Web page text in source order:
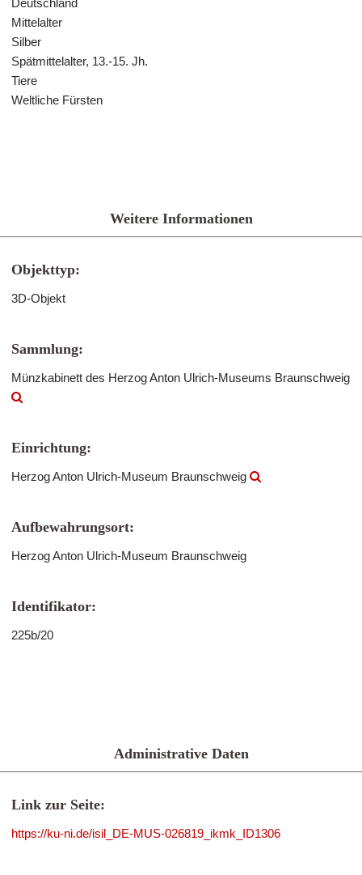
Deutschland
Mittelalter
Silber
Spätmittelalter, 13.-15. Jh.
Tiere
Weltliche Fürsten
Weitere Informationen
Objekttyp:
3D-Objekt
Sammlung:
Münzkabinett des Herzog Anton Ulrich-Museums Braunschweig
Einrichtung:
Herzog Anton Ulrich-Museum Braunschweig
Aufbewahrungsort:
Herzog Anton Ulrich-Museum Braunschweig
Identifikator:
225b/20
Administrative Daten
Link zur Seite:
https://ku-ni.de/isil_DE-MUS-026819_ikmk_ID1306